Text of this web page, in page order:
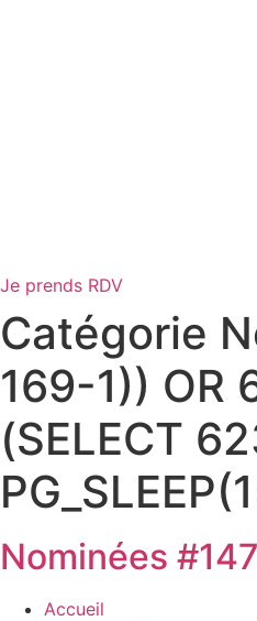
Je prends RDV
Catégorie
169-1)) OR
(SELECT
Nominées
Accueil